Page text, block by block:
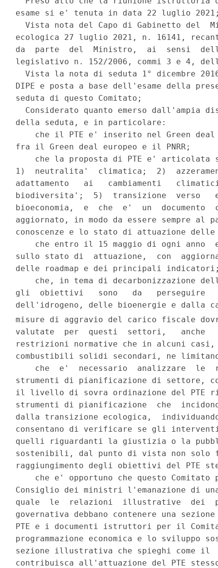
misure di aggravio del carico fiscale
valutate  per  questi  settori,   anche
restrizioni normative che in alcuni
combustibili solidi secondari, ne
che  e'  necessario  analizzare  le
strumenti di pianificazione di settore,
il livello di sovra ordinazione del
strumenti di pianificazione  che
dalla transizione ecologica,
consentano di verificare se gli
quelli riguardanti la giustizia o la
sostenibili, dal punto di vista non solo
raggiungimento degli obiettivi del PTE
che e' opportuno che questo Comitato
Consiglio dei ministri l'emanazione di
quale  le  relazioni  illustrative  dei
governativa debbano contenere una
PTE e i documenti istruttori per il
programmazione economica e lo sviluppo
sezione illustrativa che spieghi come il
contribuisca all'attuazione del PTE